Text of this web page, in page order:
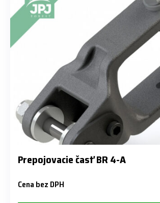
Prepojovacie časť BR 4-A
Cena bez DPH